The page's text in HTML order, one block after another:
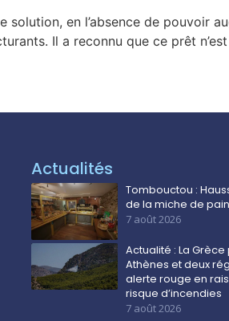
en l’absence de pouvoir
Il a reconnu que ce prêt
Actualités
Tombouctou :
de la miche de pain
7 août 2026
Actualité : La
Athènes et deux
alerte rouge en
risque d’incendies
7 août 2026